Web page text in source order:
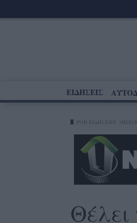
ΕΙΔΗΣΕΙΣ
Θέλει